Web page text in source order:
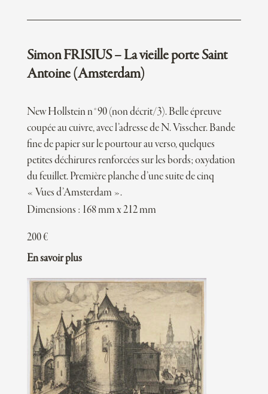
Simon FRISIUS – La vieille porte Saint
Antoine (Amsterdam)
New Hollstein n°90 (non décrit/3). Belle épreuve
coupée au cuivre, avec l’adresse de N. Visscher. Bande
fine de papier sur le pourtour au verso, quelques
petites déchirures renforcées sur les bords; oxydation
du feuillet. Première planche d’une suite de cinq
« Vues d’Amsterdam ».
Dimensions : 168 mm x 212 mm
200€
En savoir plus